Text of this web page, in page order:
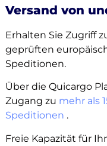
Versand von
Erhalten Sie Zugriff
geprüften
Speditionen.
Über die Quicargo
Zugang zu mehr als
Speditionen .
Freie Kapazität für